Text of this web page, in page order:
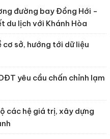
đường bay Đồng Hới -
du lịch với Khánh Hòa
cơ sở, hướng tới dữ liệu
yêu cầu chấn chỉnh lạm
các hệ giá trị, xây dựng